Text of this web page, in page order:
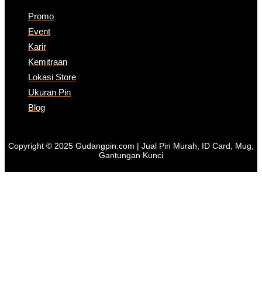
Promo
Event
Karir
Kemitraan
Lokasi Store
Ukuran Pin
Blog
Copyright © 2025 Gudangpin.com | Jual Pin Murah, ID Card, Mug,
Gantungan Kunci